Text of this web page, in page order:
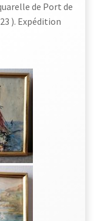
de Port de
). Expédition